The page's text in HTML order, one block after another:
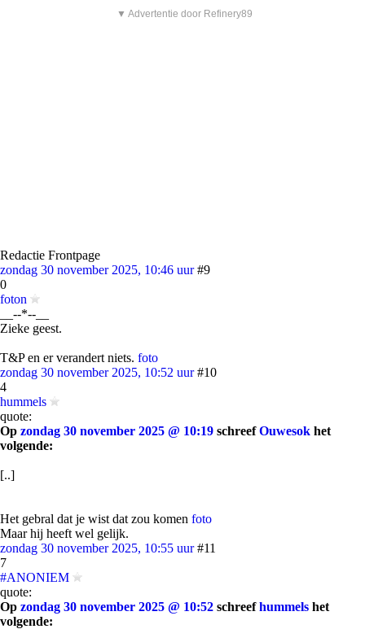
▼ Advertentie door Refinery89
Redactie Frontpage
zondag 30 november 2025, 10:46 uur #9
0
foton
__--*--__
Zieke geest.
T&P en er verandert niets. foto
zondag 30 november 2025, 10:52 uur #10
4
hummels
quote:
Op zondag 30 november 2025 @ 10:19 schreefOuwesok het
volgende:
[..]
Het gebral dat je wist dat zou komen foto
Maar hij heeft wel gelijk.
zondag 30 november 2025, 10:55 uur #11
7
#ANONIEM
quote:
Op zondag 30 november 2025 @ 10:52 schreefhummels het
volgende: